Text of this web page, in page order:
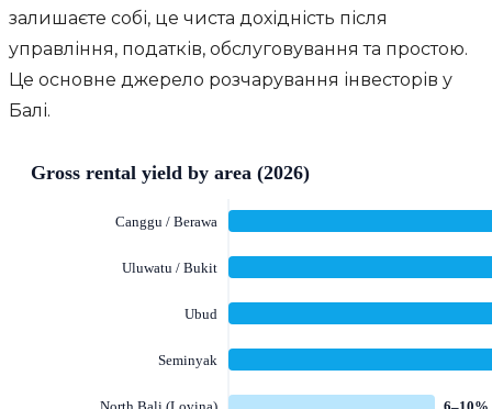
залишаєте собі, це чиста дохідність після
управління, податків, обслуговування та простою.
Це основне джерело розчарування інвесторів у
Балі.